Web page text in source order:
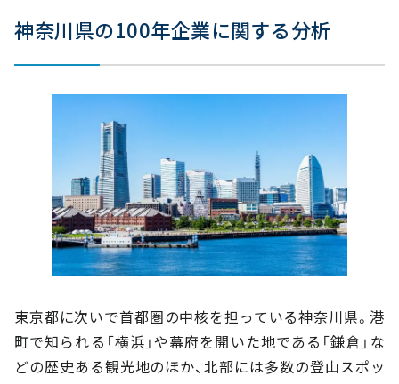
神奈川県の100年企業に関する分析
東京都に次いで首都圏の中核を担っている神奈川県。港
町で知られる「横浜」や幕府を開いた地である「鎌倉」な
どの歴史ある観光地のほか、北部には多数の登山スポッ